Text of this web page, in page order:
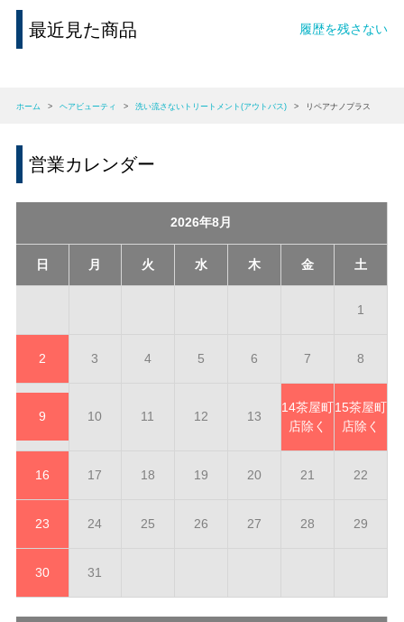
最近見た商品 履歴を残さない
ホーム > ヘアビューティ > 洗い流さないトリートメント(アウトバス) > リペアナノプラス
営業カレンダー
2026年8月
日 月 火 水 木 金 土
1
2 3 4 5 6 7 8
9 10 11 12 13
14茶屋町
店除く
15茶屋町
店除く
16 17 18 19 20 21 22
23 24 25 26 27 28 29
30 31